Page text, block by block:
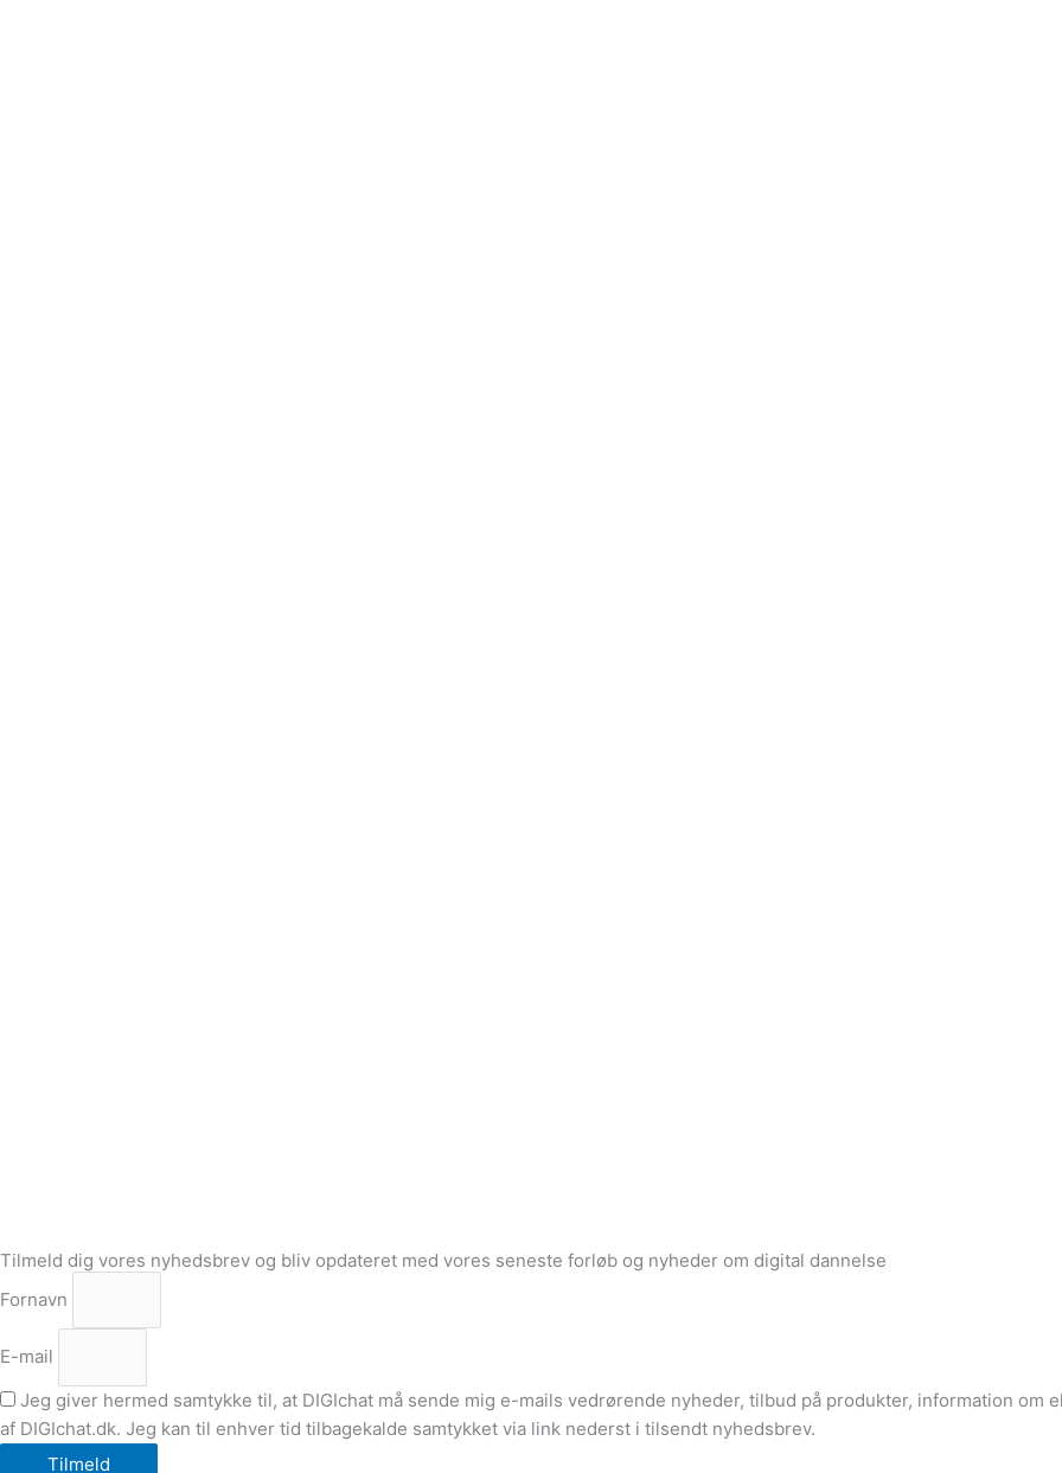
Tilmeld dig vores nyhedsbrev og bliv opdateret med vores seneste forløb og nyheder om digital dannelse
Fornavn
E-mail
Jeg giver hermed samtykke til, at DIGIchat må sende mig e-mails vedrørende nyheder, tilbud på produkter, information
af DIGIchat.dk. Jeg kan til enhver tid tilbagekalde samtykket via link nederst i tilsendt nyhedsbrev.
Tilmeld